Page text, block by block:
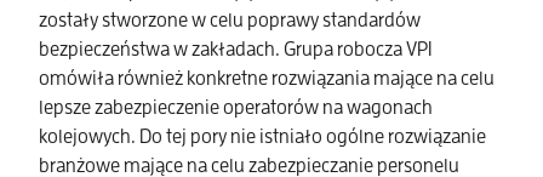
zostały stworzone w celu poprawy standardów
bezpieczeństwa w zakładach. Grupa robocza VPI
omówiła również konkretne rozwiązania mające na celu
lepsze zabezpieczenie operatorów na wagonach
kolejowych. Do tej pory nie istniało ogólne rozwiązanie
branżowe mające na celu zabezpieczanie personelu